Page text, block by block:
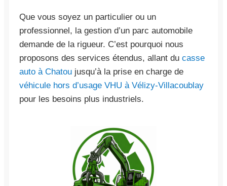
Que vous soyez un particulier ou un
professionnel, la gestion d’un parc automobile
demande de la rigueur. C’est pourquoi nous
proposons des services étendus, allant du casse
auto à Chatou jusqu’à la prise en charge de
véhicule hors d’usage VHU à Vélizy-Villacoublay
pour les besoins plus industriels.